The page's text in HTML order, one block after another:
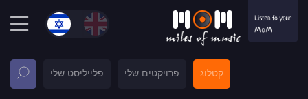
קטלוג פרויקטים שלי פלייליסט שלי